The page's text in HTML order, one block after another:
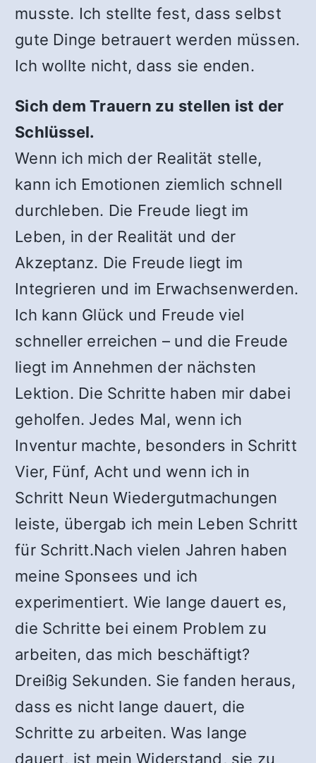
musste. Ich stellte fest, dass selbst
gute Dinge betrauert werden müssen.
Ich wollte nicht, dass sie enden.
Sich dem Trauern zu stellen ist der
Schlüssel.
Wenn ich mich der Realität stelle,
kann ich Emotionen ziemlich schnell
durchleben. Die Freude liegt im
Leben, in der Realität und der
Akzeptanz. Die Freude liegt im
Integrieren und im Erwachsenwerden.
Ich kann Glück und Freude viel
schneller erreichen – und die Freude
liegt im Annehmen der nächsten
Lektion. Die Schritte haben mir dabei
geholfen. Jedes Mal, wenn ich
Inventur machte, besonders in Schritt
Vier, Fünf, Acht und wenn ich in
Schritt Neun Wiedergutmachungen
leiste, übergab ich mein Leben Schritt
für Schritt.Nach vielen Jahren haben
meine Sponsees und ich
experimentiert. Wie lange dauert es,
die Schritte bei einem Problem zu
arbeiten, das mich beschäftigt?
Dreißig Sekunden. Sie fanden heraus,
dass es nicht lange dauert, die
Schritte zu arbeiten. Was lange
dauert, ist mein Widerstand, sie zu